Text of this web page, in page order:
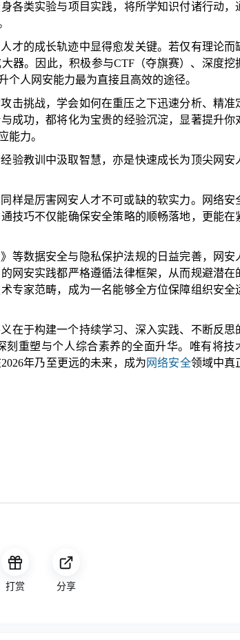
各类实验与项目实践，将所学知识付诸行动，
才的成长轨迹中显得愈发关键。若仅有理论而
大器。因此，积极参与CTF（夺旗赛）、深度挖
人网安能力最为直接且高效的途径。
击挑战，学会如何在重压之下迅速分析、精准
成功，都将化为宝贵的经验沉淀，显著提升你
能力。
验教训中汲取智慧，亦是快速成长为顶尖网安
样是厉害网安人才不可或缺的软实力。网络安
技巧不仅能确保安全策略的顺畅落地，更能在
等数据安全与隐私保护法规的日益完善，网安
网安实践都严格遵循法律框架，从而规避潜在
专家范畴，成为一名能够全方位保障组织安全
在于构建一个持续学习、深入实践、不断反思
重塑与个人综合素养的全面升华。唯有将技
年乃至更远的未来，成为 网络安全领域中真
打赏 分享